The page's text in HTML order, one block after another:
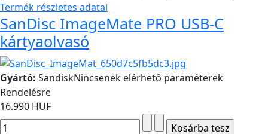
Termék részletes adatai
SanDisc ImageMate PRO USB-C
kártyaolvasó
Gyártó: SandiskNincsenek elérhető paraméterek
Rendelésre
16.990 HUF